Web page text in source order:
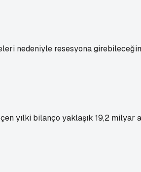
nedeniyle resesyona
yılki bilanço yaklaşık 19,2